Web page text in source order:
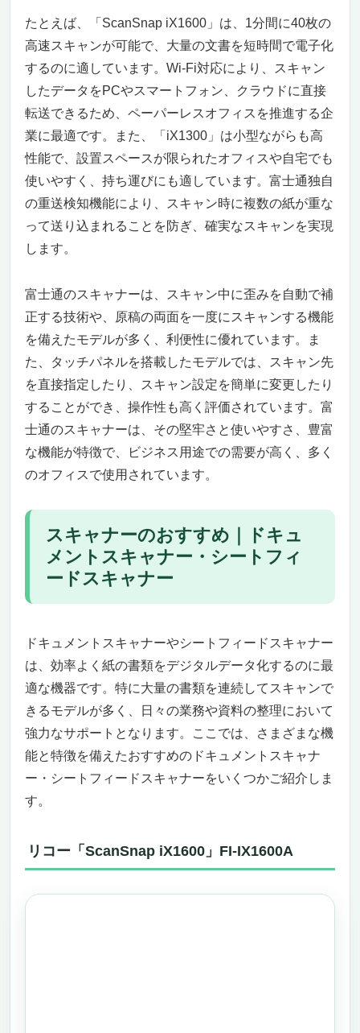
たとえば、「ScanSnap iX1600」は、1分間に40枚の
高速スキャンが可能で、大量の文書を短時間で電子化
するのに適しています。Wi-Fi対応により、スキャン
したデータをPCやスマートフォン、クラウドに直接
転送できるため、ペーパーレスオフィスを推進する企
業に最適です。また、「iX1300」は小型ながらも高
性能で、設置スペースが限られたオフィスや自宅でも
使いやすく、持ち運びにも適しています。富士通独自
の重送検知機能により、スキャン時に複数の紙が重な
って送り込まれることを防ぎ、確実なスキャンを実現
します。
富士通のスキャナーは、スキャン中に歪みを自動で補
正する技術や、原稿の両面を一度にスキャンする機能
を備えたモデルが多く、利便性に優れています。ま
た、タッチパネルを搭載したモデルでは、スキャン先
を直接指定したり、スキャン設定を簡単に変更したり
することができ、操作性も高く評価されています。富
士通のスキャナーは、その堅牢さと使いやすさ、豊富
な機能が特徴で、ビジネス用途での需要が高く、多く
のオフィスで使用されています。
スキャナーのおすすめ｜ドキュ
メントスキャナー・シートフィ
ードスキャナー
ドキュメントスキャナーやシートフィードスキャナー
は、効率よく紙の書類をデジタルデータ化するのに最
適な機器です。特に大量の書類を連続してスキャンで
きるモデルが多く、日々の業務や資料の整理において
強力なサポートとなります。ここでは、さまざまな機
能と特徴を備えたおすすめのドキュメントスキャナ
ー・シートフィードスキャナーをいくつかご紹介しま
す。
リコー「ScanSnap iX1600」FI-IX1600A